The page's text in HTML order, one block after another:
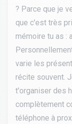
? Parce que je
que c'est très
mémoire tu as :
varie les
récite souvent.
t'organiser des
complètement
téléphone à